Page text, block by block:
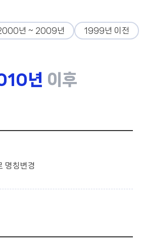
년 ~ 2009년 1999년 이전
년 이후
명칭변경